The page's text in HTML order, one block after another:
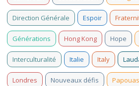
Direction Générale Espoir
Générations Hong Kong Hope
Interculturalité Italie Italy
Londres Nouveaux défis